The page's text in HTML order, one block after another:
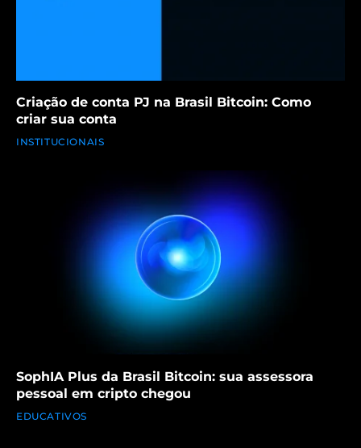
Criação de conta PJ na Brasil Bitcoin: Como
criar sua conta
INSTITUCIONAIS
SophIA Plus da Brasil Bitcoin: sua assessora
pessoal em cripto chegou
EDUCATIVOS